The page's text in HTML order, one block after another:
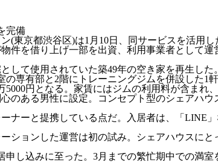
完備
東京都渋谷区)は1月10日、同サービスを活用
件を借り上げ一部を出資、利用事業者として運
て使用されていた築49年の空き家を再生した。
専有部と2階にトレーニングジムを併設した1
円となる。家賃にはジムの利用料が含まれ
ある男性に設定。コンセプト型のシェアハ
ナーと提携している点だ。入居者は、「LINE
ションした運営は初の試み。シェアハウスに
し込みに至った。3月までの繁忙期中での満室